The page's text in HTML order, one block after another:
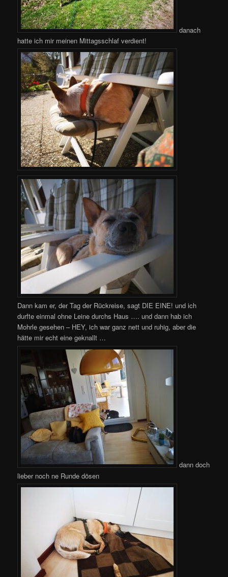
danach
hatte ich mir meinen Mittagsschlaf verdient!
Dann kam er, der Tag der Rückreise, sagt DIE EINE! und ich
durfte einmal ohne Leine durchs Haus …. und dann hab ich
Mohrle gesehen – HEY, ich war ganz nett und ruhig, aber die
hätte mir echt eine geknallt …
dann doch
lieber noch ne Runde dösen